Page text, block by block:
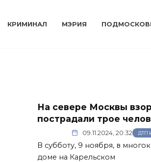
КРИМИНАЛ МЭРИЯ
На севере Москвы
пострадали трое
09.11.2024, 20:32 ДТП
В субботу, 9 ноября, в
доме на Карельском